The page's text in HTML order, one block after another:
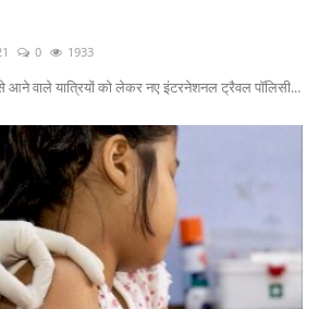
0 1933
आने वाले यात्रियों को लेकर नए इंटरनेशनल ट्रैवल पॉलिसी...